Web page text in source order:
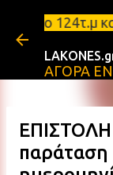
και
ΑΓΟΡΑ
παράταση